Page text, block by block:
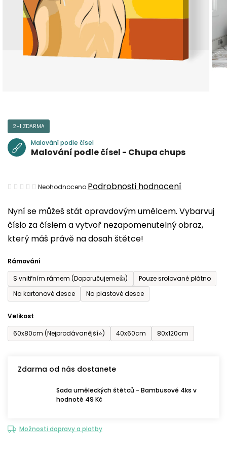
Nyní se můžeš stát opravdovým umělcem. Vybarvuj
číslo za číslem a vytvoř nezapomenutelný obraz,
který máš právě na dosah štětce!
Rámování
S vnitřním rámem (Doporučujeme👍)
Pouze srolované plátno
Na kartonové desce
Na plastové desce
Velikost
60x80cm (Nejprodávanější⭐)
40x60cm 80x120cm
Zdarma od nás dostanete
Sada uměleckých štětců - Bambusové 4ks v
hodnotě 49 Kč
Možnosti dopravy a platby
2+1 ZDARMA
Malování podle čísel
Malování podle čísel - Chupa chups
Průměrné
produktu
je
0,0
5
hvězdiček.
Neohodnoceno Podrobnosti hodnocení